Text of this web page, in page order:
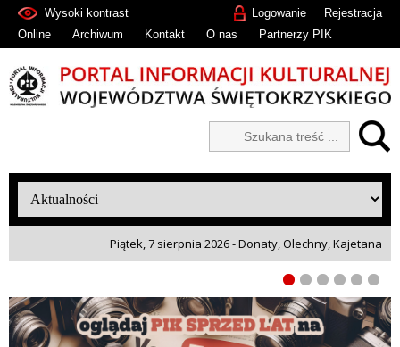
Rejestracja
Logowanie
Wysoki kontrast
Online
Archiwum Kontakt O nas Partnerzy PIK
Piątek, 7 sierpnia 2026 - Donaty, Olechny, Kajetana